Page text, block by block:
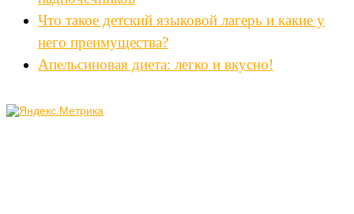
Что такое детский языковой лагерь и какие у
него преимущества?
Апельсиновая диета: легко и вкусно!